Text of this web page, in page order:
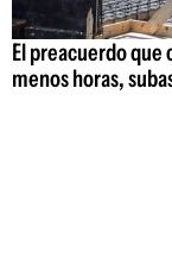
El preacuerdo que
menos horas,